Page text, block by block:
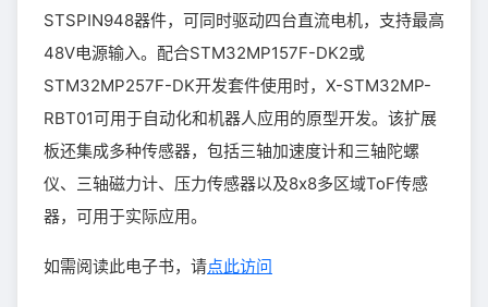
STSPIN948器件，可同时驱动四台直流电机，支持最高
48V电源输入。配合STM32MP157F-DK2或
STM32MP257F-DK开发套件使用时，X-STM32MP-
RBT01可用于自动化和机器人应用的原型开发。该扩展
板还集成多种传感器，包括三轴加速度计和三轴陀螺
仪、三轴磁力计、压力传感器以及8x8多区域ToF传感
器，可用于实际应用。
如需阅读此电子书，请点此访问